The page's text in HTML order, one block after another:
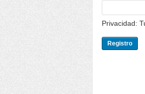
Privacidad: